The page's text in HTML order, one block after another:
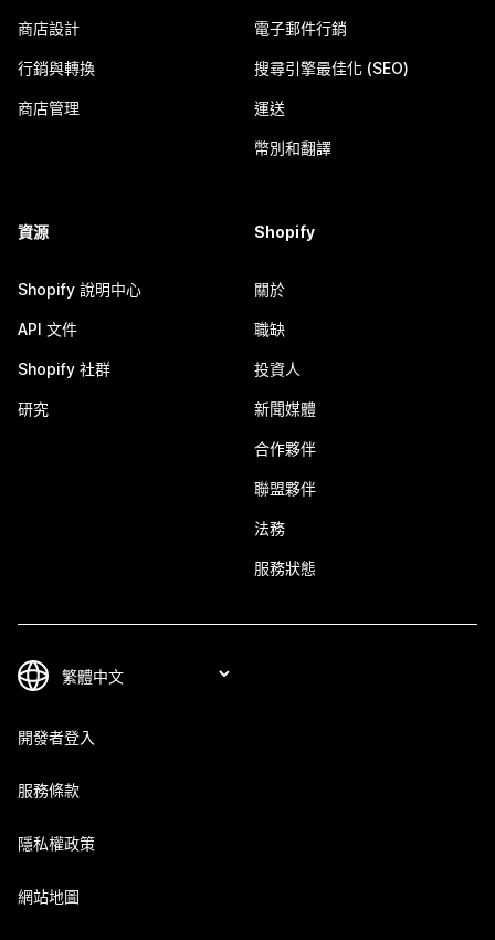
商店設計
行銷與轉換
商店管理
電子郵件行銷
搜尋引擎最佳化 (SEO)
運送
幣別和翻譯
資源
Shopify 說明中心
API 文件
Shopify 社群
研究
Shopify
關於
職缺
投資人
新聞媒體
合作夥伴
聯盟夥伴
法務
服務狀態
開發者登入
服務條款
隱私權政策
網站地圖